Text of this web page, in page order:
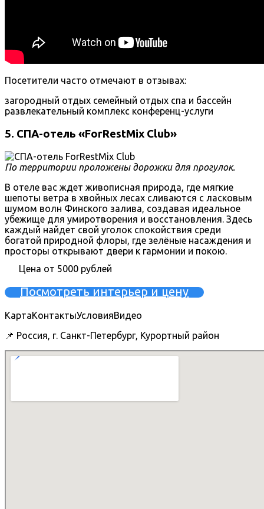
Посетители часто отмечают в отзывах:
загородный отдых семейный отдых спа и бассейн
развлекательный комплекс конференц-услуги
5. СПА-отель «ForRestMix Club»
По территории проложены дорожки для прогулок.
В отеле вас ждет живописная природа, где мягкие
шепоты ветра в хвойных лесах сливаются с ласковым
шумом волн Финского залива, создавая идеальное
убежище для умиротворения и восстановления. Здесь
каждый найдет свой уголок спокойствия среди
богатой природной флоры, где зелёные насаждения и
просторы открывают двери к гармонии и покою.
Цена от 5000 рублей
Посмотреть интерьер и цену
КартаКонтактыУсловияВидео
📌 Россия, г. Санкт-Петербург, Курортный район